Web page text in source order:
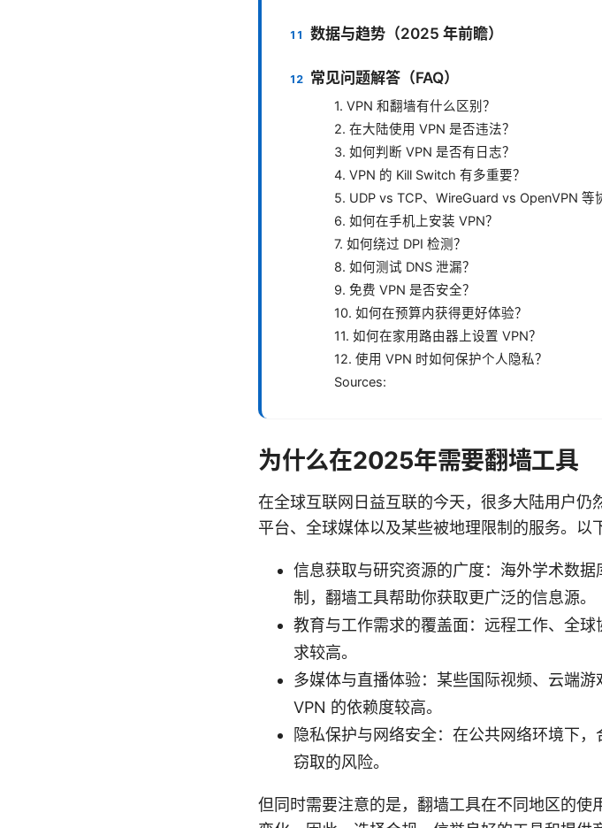
数据与趋势（2025 年前瞻）
常见问题解答（FAQ）
1. VPN 和翻墙有什么区别？
2. 在大陆使用 VPN 是否违法？
3. 如何判断 VPN 是否有日志？
4. VPN 的 Kill Switch 有多重要？
5. UDP vs TCP、WireGuard vs OpenVPN 等
6. 如何在手机上安装 VPN？
7. 如何绕过 DPI 检测？
8. 如何测试 DNS 泄漏？
9. 免费 VPN 是否安全？
10. 如何在预算内获得更好体验？
11. 如何在家用路由器上设置 VPN？
12. 使用 VPN 时如何保护个人隐私？
Sources:
为什么在2025年需要翻墙工具
在全球互联网日益互联的今天，很多大陆用户
平台、全球媒体以及某些被地理限制的服务。以
信息获取与研究资源的广度：海外学术数
制，翻墙工具帮助你获取更广泛的信息源。
教育与工作需求的覆盖面：远程工作、全
求较高。
多媒体与直播体验：某些国际视频、云端
VPN 的依赖度较高。
隐私保护与网络安全：在公共网络环境下
窃取的风险。
但同时需要注意的是，翻墙工具在不同地区的